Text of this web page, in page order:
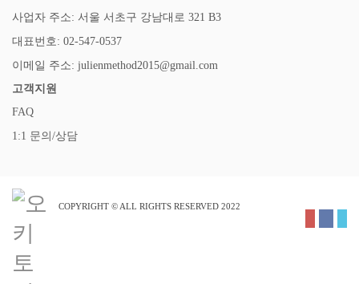
사업자 주소: 서울 서초구 강남대로 321 B3
대표번호: 02-547-0537
이메일 주소: julienmethod2015@gmail.com
고객지원
FAQ
1:1 문의/상담
COPYRIGHT © ALL RIGHTS RESERVED 2022